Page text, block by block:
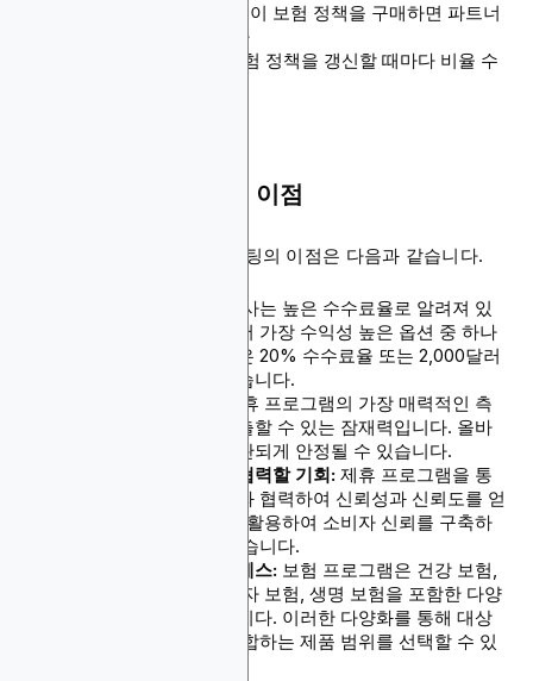
고객이 보험 정책을 구매하면 파트너
가 수수료를 지급합니다
추천인이 보험 정책을 갱신할 때마다 비율 수
보험 제휴 프로그램의 이점
보험 기관을 위한 제휴 마케팅의 이점은 다음과 같습니다.
보험 회사는 높은 수수료율로 알려져 있
어 제휴 마케팅 분야에서 가장 수익성 높은 옵션 중 하나
입니다. 이러한 플랫폼은 20% 수수료율 또는 2,000달러
보너스를 제공할 수 있습니다.
보험 제휴 프로그램의 가장 매력적인 측
면은 수동적 수입을 창출할 수 있는 잠재력입니다. 올바
른 노력으로 수입이 일관되게 안정될 수 있습니다.
평판이 좋은 브랜드와 협력할 기회: 제휴 프로그램을 통
해 확립된 보험 브랜드와 협력하여 신뢰성과 신뢰도를 얻
을 수 있습니다. 평판을 활용하여 소비자 신뢰를 구축하
고 전환을 촉진할 수 있습니다.
다양한 제품에 대한 액세스: 보험 프로그램은 건강 보험,
자동차 보험, 주택 소유자 보험, 생명 보험을 포함한 다양
한 보험 유형을 제공합니다. 이러한 다양화를 통해 대상
고객 및 틈새 시장에 부합하는 제품 범위를 선택할 수 있